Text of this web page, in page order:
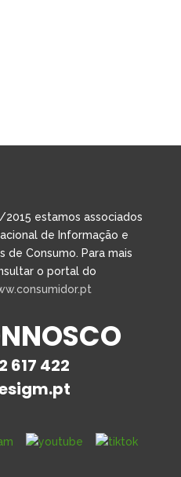
estamos associados
de Informação e
de Consumo. Para mais
o portal do
617 422